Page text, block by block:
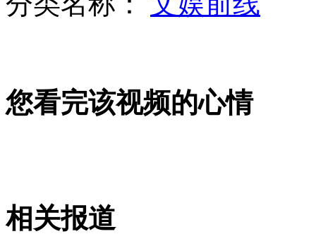
女孩北京地铁殴打老人 痛下狠手拳打脚踢
外交部：反对强权政治霸凌主义
您看完该视频的心情
相关报道